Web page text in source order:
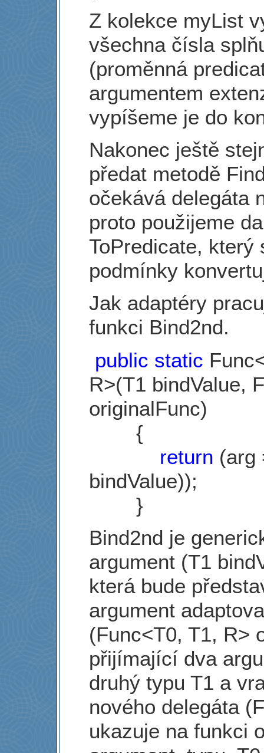
Z kolekce myList
všechna čísla
(proměnná
argumentem
vypíšeme je do
Nakonec ještě
předat metodě
očekává delegáta
proto použijeme
ToPredicate,
podmínky
Jak adaptéry
funkci Bind2nd.
public static
R>(T1 bindValue,
originalFunc)
{
return (arg
bindValue));
}
Bind2nd je
argument (T1
která bude
argument
(Func<T0, T1, R>
přijímající dva
druhý typu T1 a
nového delegáta
ukazuje na funkci